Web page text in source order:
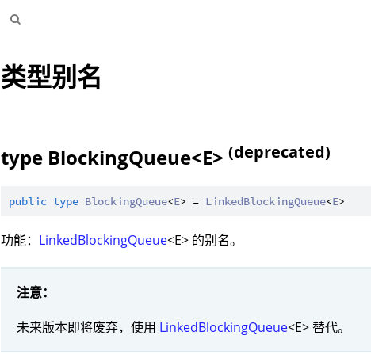
类型别名
type BlockingQueue<E>(deprecated)
public type BlockingQueue<E> = LinkedBlockingQueue<E
功能： LinkedBlockingQueue<E> 的别名。
注意：
未来版本即将废弃，使用 LinkedBlockingQueue<E> 替代。